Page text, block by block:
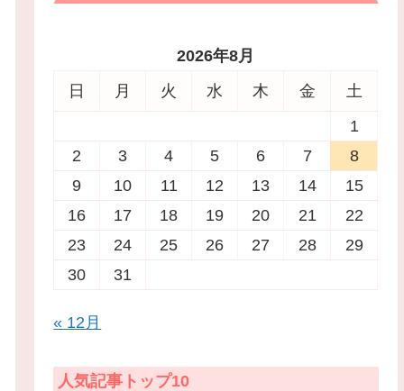
2026年8月
日
月 火 水 木 金
土
1
2
3 4 5 6 7
8
9
10 11 12 13 14
15
16
17 18 19 20 21
22
23
24 25 26 27 28
29
30
31
« 12月
人気記事トップ10